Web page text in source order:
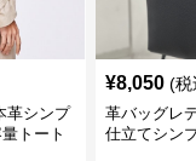
革シンプ
トート
¥8,050 (税
革バッグレ
仕立てシン